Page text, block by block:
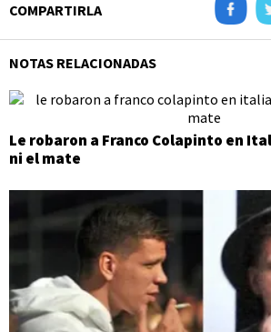
COMPARTIRLA
NOTAS RELACIONADAS
Le robaron a Franco Colapinto en
ni el mate